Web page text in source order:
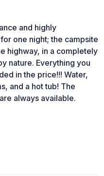
and highly
one night; the campsite
highway, in a completely
nature. Everything you
in the price!!! Water,
and a hot tub! The
always available.